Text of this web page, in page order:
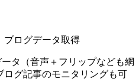
ブログデータ取得
タ（音声＋フリップなども網
グ記事のモニタリングも可